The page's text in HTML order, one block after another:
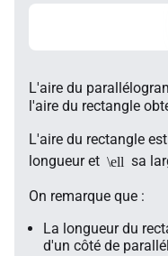
L'aire du
l'aire du rectangle
L'aire du rectangle
longueur et \ell sa
On remarque que :
La longueur du
d'un côté de